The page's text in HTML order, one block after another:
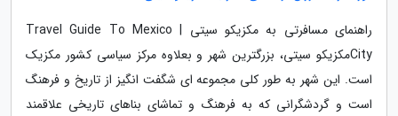
راهنمای مسافرتی به مکزیکو سیتی | Travel Guide To Mexico
Cityمکزیکو سیتی، بزرگترین شهر و بعلاوه مرکز سیاسی کشور مکزیک
است. این شهر به طور کلی مجموعه ای شگفت انگیز از تاریخ و فرهنگ
است و گردشگرانی که به فرهنگ و تماشای بناهای تاریخی علاقمند